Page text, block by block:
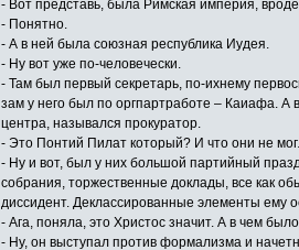
- Вот представь, была Римская империя,
- Понятно.
- А в ней была союзная республика Иудея.
- Ну вот уже по-человечески.
- Там был первый секретарь, по-ихнему
зам у него был по оргпартработе – Каиафа. А
центра, назывался прокуратор.
- Это Понтий Пилат который? И что они не
- Ну и вот, был у них большой партийный
собрания, торжественные доклады, все как
диссидент. Деклассированные элементы ему
- Ага, поняла, это Христос значит. А в чем
- Ну, он выступал против формализма и